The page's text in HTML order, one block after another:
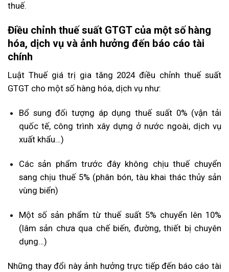
thuế.
Điều chỉnh thuế suất GTGT của một số hàng
hóa, dịch vụ và ảnh hưởng đến báo cáo tài
chính
Luật Thuế giá trị gia tăng 2024 điều chỉnh thuế suất
GTGT cho một số hàng hóa, dịch vụ như:
Bổ sung đối tượng áp dụng thuế suất 0% (vận tải
quốc tế, công trình xây dựng ở nước ngoài, dịch vụ
xuất khẩu…)
Các sản phẩm trước đây không chịu thuế chuyển
sang chịu thuế 5% (phân bón, tàu khai thác thủy sản
vùng biển)
Một số sản phẩm từ thuế suất 5% chuyển lên 10%
(lâm sản chưa qua chế biến, đường, thiết bị chuyên
dụng…)
Những thay đổi này ảnh hưởng trực tiếp đến báo cáo tài